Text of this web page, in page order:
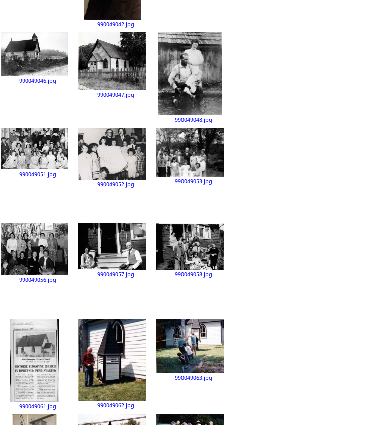
990049042.jpg
990049046.jpg
990049047.jpg
990049048.jpg
990049051.jpg
990049052.jpg
990049053.jpg
990049056.jpg
990049057.jpg 990049058.jpg
990049061.jpg 990049062.jpg
990049063.jpg